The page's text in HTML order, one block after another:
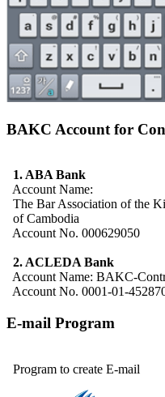
BAKC Account for
1. ABA Bank
Account Name:
The Bar Association of the
of Cambodia
Account No. 000629050
2. ACLEDA Bank
Account Name: BAKC-
Account No. 0001-01-
E-mail Program
Program to create E-mail